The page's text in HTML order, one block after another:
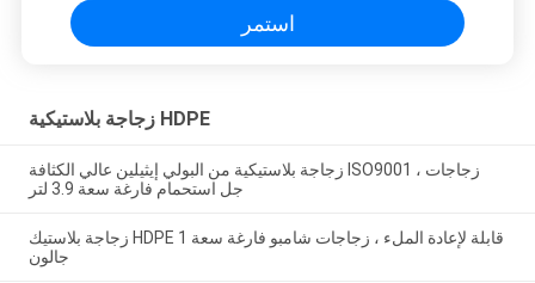
استمر
زجاجة بلاستيكية HDPE
زجاجة بلاستيكية من البولي إيثيلين عالي الكثافة ISO9001 ، زجاجات
جل استحمام فارغة سعة 3.9 لتر
زجاجة بلاستيك HDPE قابلة لإعادة الملء ، زجاجات شامبو فارغة سعة 1
جالون